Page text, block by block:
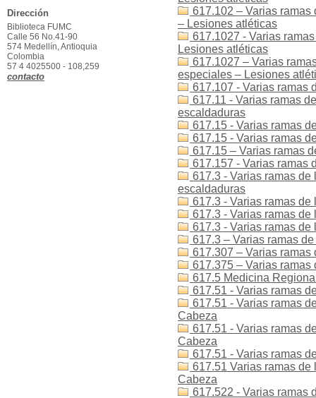
617.102 – Varias
– Lesiones atléticas
617.1027 - Varias
Lesiones atléticas
617.1027 – Varias
especiales – Lesiones
617.107 - Varias ramas
617.11 - Varias ramas
escaldaduras
617.15 - Varias ramas
617.15 - Varias ramas
617.15 – Varias ramas
617.157 - Varias ramas
617.3 - Varias ramas
escaldaduras
617.3 - Varias ramas
617.3 - Varias ramas
617.3 - Varias ramas
617.3 – Varias ramas
617.307 – Varias
617.375 – Varias
617.5 Medicina
617.51 - Varias ramas
617.51 - Varias ramas
Cabeza
617.51 - Varias ramas
Cabeza
617.51 - Varias ramas
617.51 Varias ramas
Cabeza
617.522 - Varias ramas
Colección General
[5]
Reserva[1]
Type de document
texto impreso
Dirección
Biblioteca FUMC
Calle 56 No.41-90
574 Medellín, Antioquia
Colombia
57 4 4025500 - 108,259
contacto